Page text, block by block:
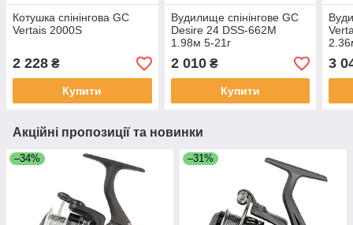
Котушка спінінгова GC
Vertais 2000S
2 228 ₴
Купити
Вудилище спінінгове GC
Desire 24 DSS-662M
1.98м 5-21г
2 010₴
Купити
3
Акційні пропозиції та новинки
–34% –31%